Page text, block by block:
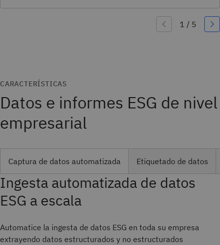
CARACTERÍSTICAS
Datos e informes ESG de nivel
empresarial
Captura de datos automatizada Etiquetado de datos
Ingesta automatizada de datos
ESG a escala
Automatice la ingesta de datos ESG en toda su empresa
extrayendo datos estructurados y no estructurados